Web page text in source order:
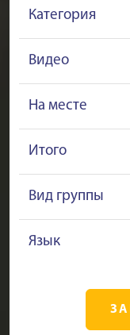
Категория
Видео
На месте
Итого
Вид группы
Язык